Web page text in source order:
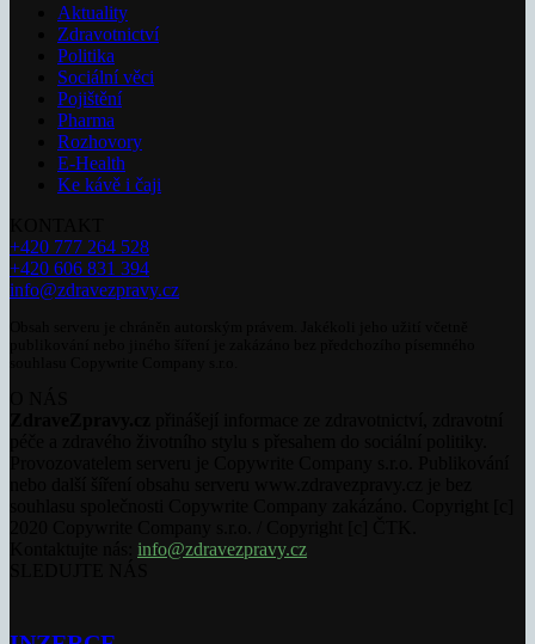
Aktuality
Zdravotnictví
Politika
Sociální věci
Pojištění
Pharma
Rozhovory
E-Health
Ke kávě i čaji
+420 777 264 528
+420 606 831 394
info@zdravezpravy.cz
info@zdravezpravy.cz